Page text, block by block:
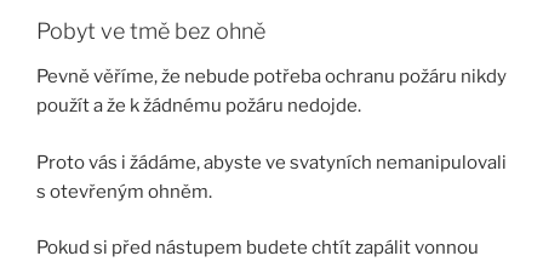
Pobyt ve tmě bez ohně
Pevně věříme, že nebude potřeba ochranu požáru nikdy
použít a že k žádnému požáru nedojde.
Proto vás i žádáme, abyste ve svatyních nemanipulovali
s otevřeným ohněm.
Pokud si před nástupem budete chtít zapálit vonnou